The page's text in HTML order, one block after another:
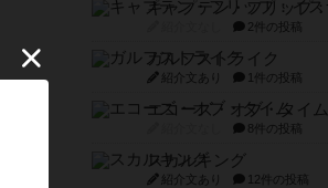
2件の投稿
ガルフストライク
紹介文あり 1件の投稿
エコーズ・オブ・タイム
8件の投稿
スカルキング
紹介文あり 12件の投稿